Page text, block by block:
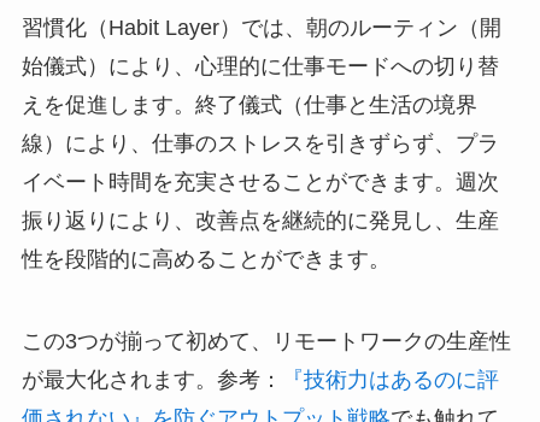
習慣化（Habit Layer）では、朝のルーティン（開
始儀式）により、心理的に仕事モードへの切り替
えを促進します。終了儀式（仕事と生活の境界
線）により、仕事のストレスを引きずらず、プラ
イベート時間を充実させることができます。週次
振り返りにより、改善点を継続的に発見し、生産
性を段階的に高めることができます。
この3つが揃って初めて、リモートワークの生産性
が最大化されます。参考：
『技術力はあるのに評